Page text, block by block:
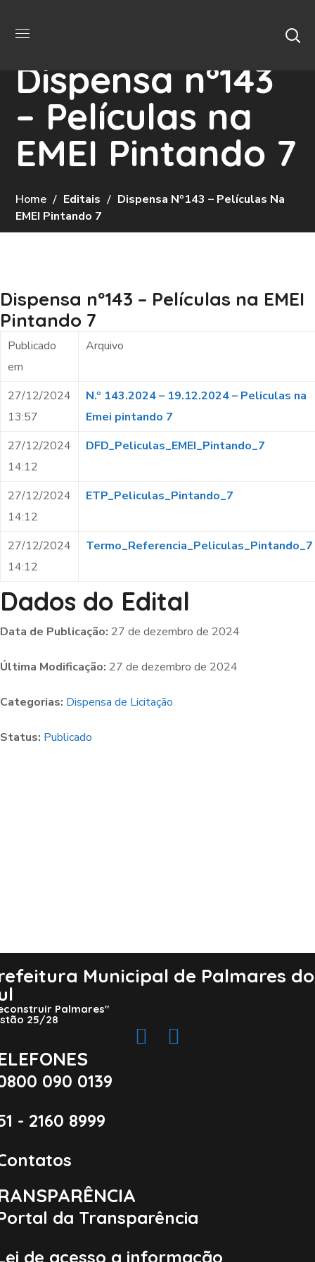
Dispensa nº143
– Películas na
EMEI Pintando 7
Home Editais
Dispensa Nº143 – Películas Na
EMEI Pintando 7
Dispensa nº143 – Películas na EMEI
Pintando 7
Publicado
em
Arquivo
27/12/2024
13:57
N.º 143.2024 – 19.12.2024 – Peliculas na
Emei pintando 7
27/12/2024
14:12
DFD_Peliculas_EMEI_Pintando_7
27/12/2024
14:12
ETP_Peliculas_Pintando_7
27/12/2024
14:12
Termo_Referencia_Peliculas_Pintando_7
Dados do Edital
Data de Publicação: 27 de dezembro de 2024
Última Modificação: 27 de dezembro de 2024
Categorias: Dispensa de Licitação
Status: Publicado
Municipal de Palmares do
Palmares"
25/28
090 0139
- 2160 8999
da Transparência
de acesso a informação